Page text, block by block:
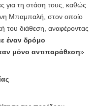
για τη στάση τους, καθώς
Μπαμπαλή, στον οποίο
του διάθεση, αναφέροντας
έναν δρόμο
μόνο αντιπαράθεση».